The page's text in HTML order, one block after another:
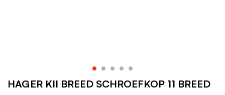
HAGER KII BREED SCHROEFKOP 11 BREED